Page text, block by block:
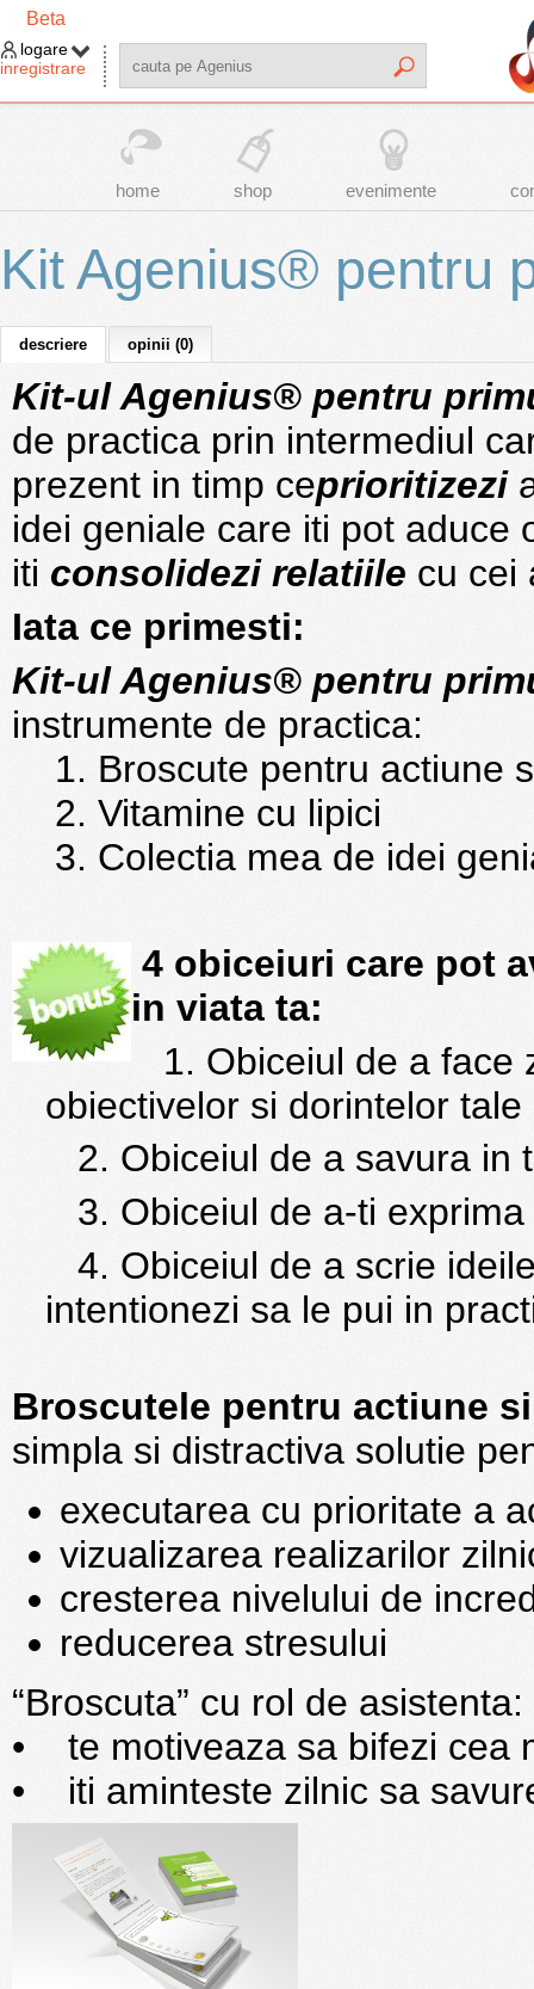
Beta
logare
inregistrare
home shop evenimente
Kit Agenius® pentru
descriere opinii (0)
Kit-ul Agenius® pentru
de practica prin intermediul
prezent in timp ceprioritizezi
idei geniale care iti pot aduce
iti consolidezi relatiile cu cei
Iata ce primesti:
Kit-ul Agenius® pentru
instrumente de practica:
1. Broscute pentru actiune
2. Vitamine cu lipici
3. Colectia mea de idei
4 obiceiuri care pot
in viata ta:
1. Obiceiul de a face
obiectivelor si dorintelor tale
2. Obiceiul de a savura in
3. Obiceiul de a-ti
4. Obiceiul de a scrie
intentionezi sa le pui in
Broscutele pentru actiune
simpla si distractiva solutie
executarea cu prioritate a
vizualizarea realizarilor
cresterea nivelului de
reducerea stresului
“Broscuta” cu rol de asistenta:
• te motiveaza sa bifezi cea
• iti aminteste zilnic sa